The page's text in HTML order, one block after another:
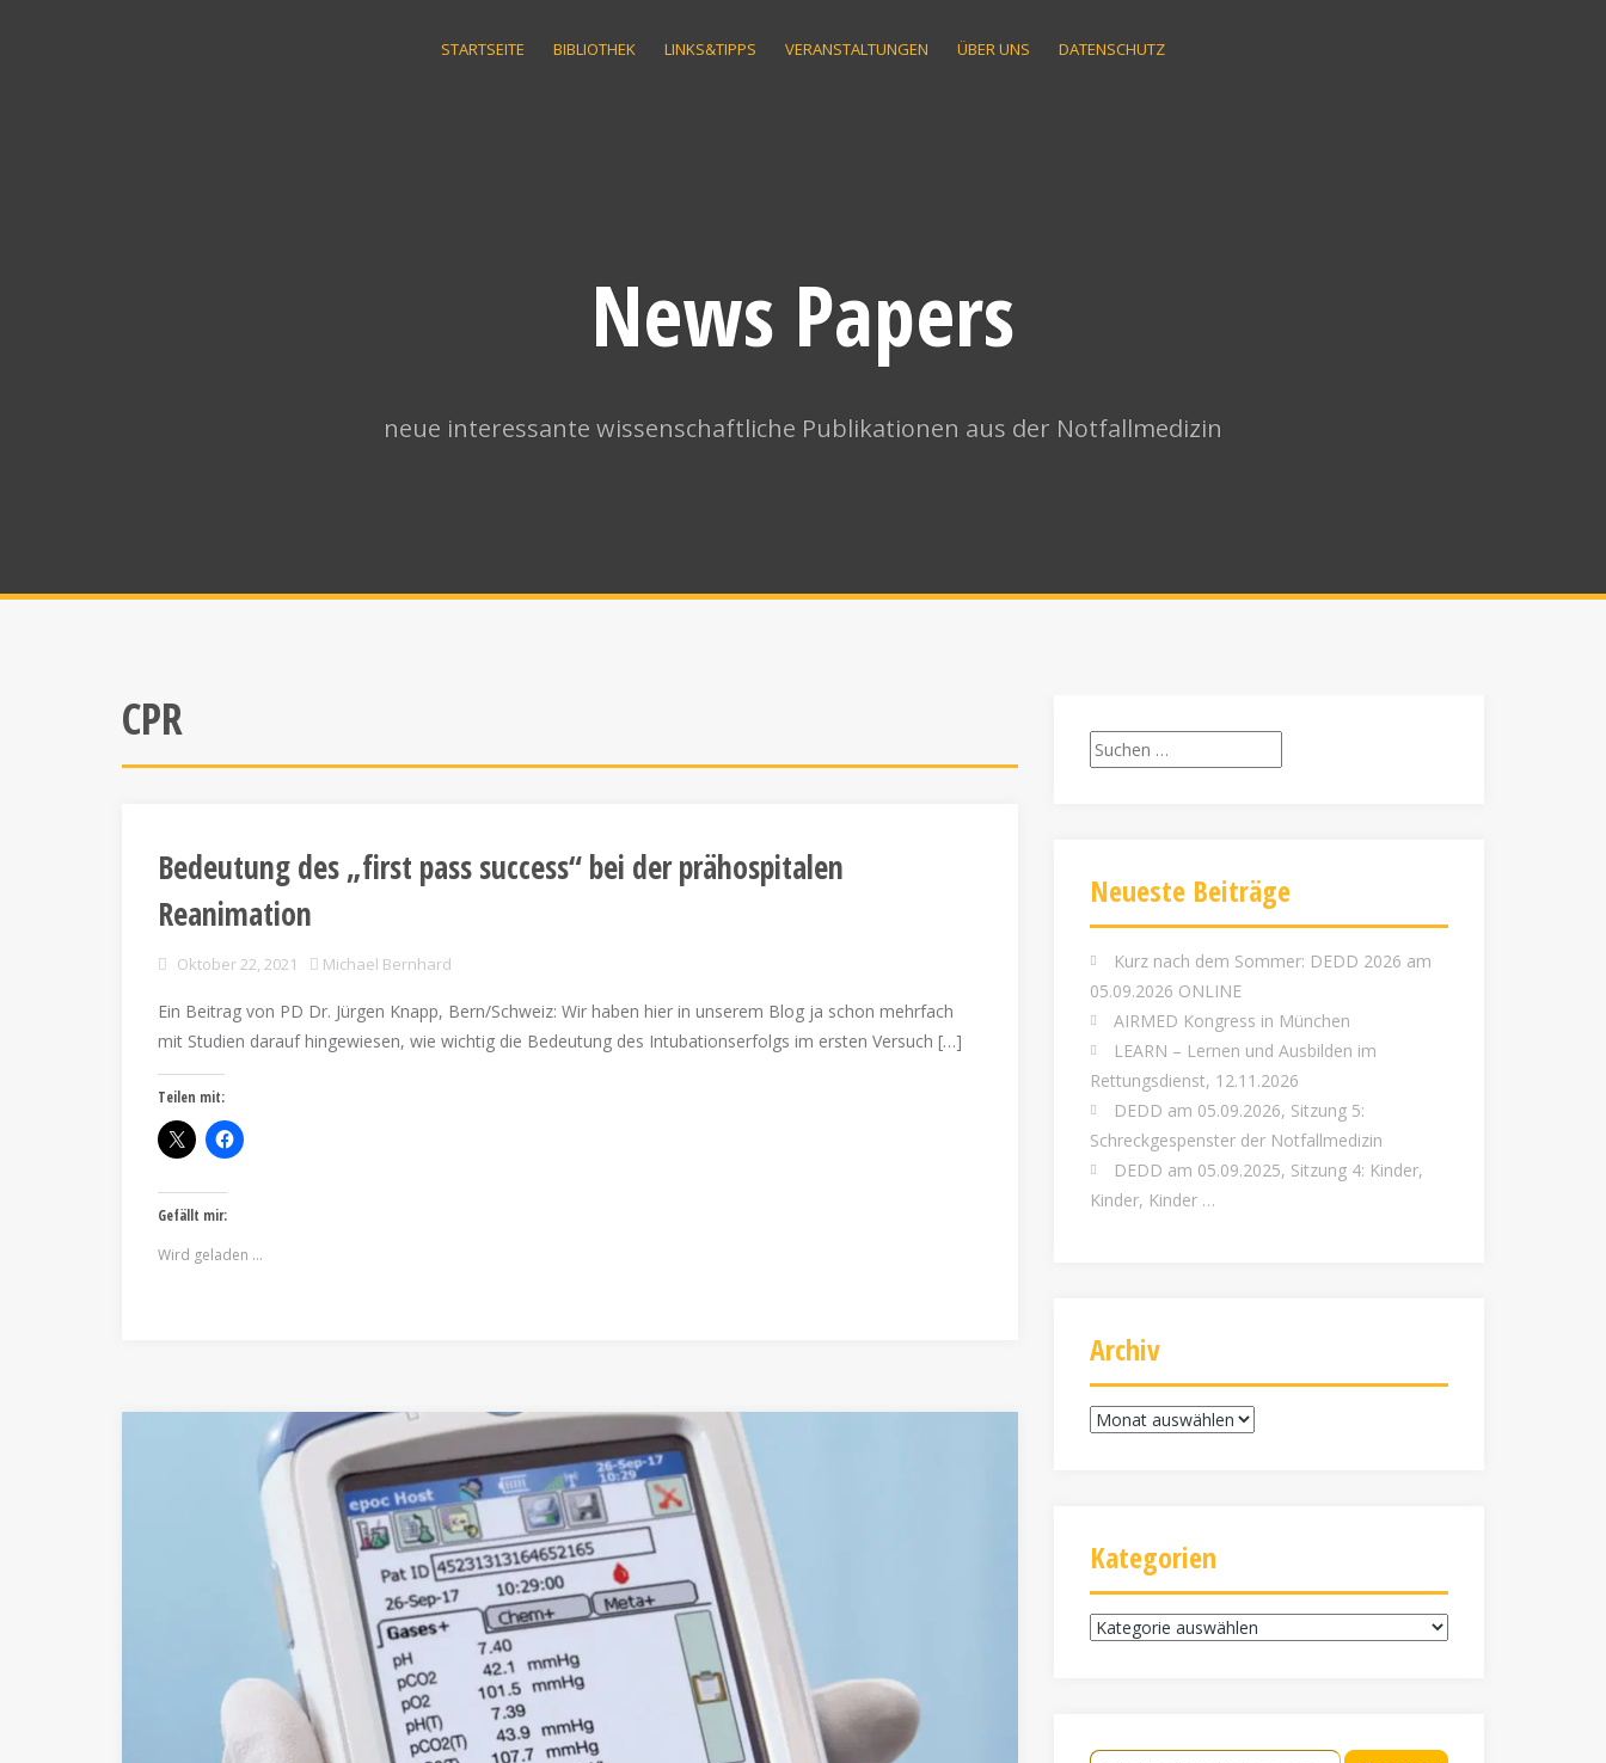
STARTSEITE BIBLIOTHEK LINKS&TIPPS VERANSTALTUNGEN ÜBER UNS DATENSCHUTZ
News Papers
neue interessante wissenschaftliche Publikationen aus der Notfallmedizin
CPR
Bedeutung des „first pass success“ bei der prähospitalen
Reanimation
Oktober 22, 2021 Michael Bernhard
Ein Beitrag von PD Dr. Jürgen Knapp, Bern/Schweiz: Wir haben hier in unserem Blog ja schon mehrfach
mit Studien darauf hingewiesen, wie wichtig die Bedeutung des Intubationserfolgs im ersten Versuch […]
Teilen mit:
Gefällt mir:
Wird geladen …
Suchen
nach:
Neueste Beiträge
Kurz nach dem Sommer: DEDD 2026 am
05.09.2026 ONLINE
AIRMED Kongress in München
LEARN – Lernen und Ausbilden im
Rettungsdienst, 12.11.2026
DEDD am 05.09.2026, Sitzung 5:
Schreckgespenster der Notfallmedizin
DEDD am 05.09.2025, Sitzung 4: Kinder,
Kinder, Kinder …
Archiv
Archiv
Kategorien
Kategorien
Gib deine E-Mail-Adresse ein ...